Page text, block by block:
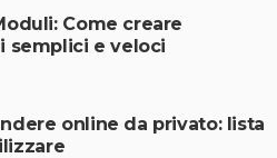
Come creare
semplici e veloci
online da privato: lista